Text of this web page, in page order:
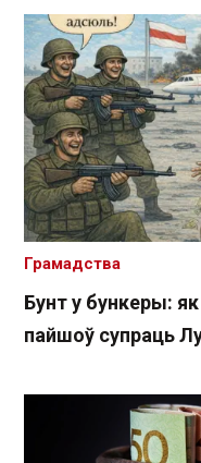
Бунт у бункеры:
пайшоў супраць
Грамадства